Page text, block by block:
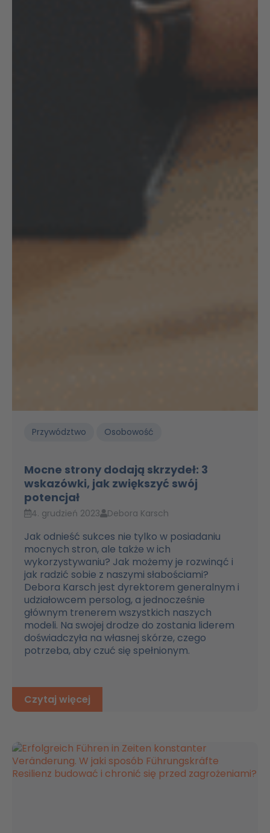
Przywództwo Osobowość
Mocne strony dodają skrzydeł: 3
wskazówki, jak zwiększyć swój
potencjał
4. grudzień 2023 Debora Karsch
Jak odnieść sukces nie tylko w posiadaniu
mocnych stron, ale także w ich
wykorzystywaniu? Jak możemy je rozwinąć i
jak radzić sobie z naszymi słabościami?
Debora Karsch jest dyrektorem generalnym i
udziałowcem persolog, a jednocześnie
głównym trenerem wszystkich naszych
modeli. Na swojej drodze do zostania liderem
doświadczyła na własnej skórze, czego
potrzeba, aby czuć się spełnionym.
Czytaj więcej